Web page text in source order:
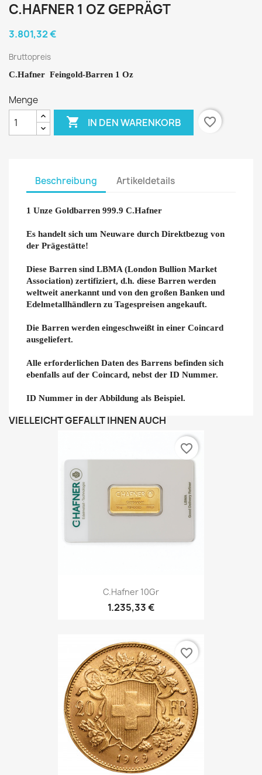
C.HAFNER 1 OZ GEPRÄGT
3.801,32 €
Bruttopreis
C.Hafner Feingold-Barren 1 Oz
Menge
 IN DEN WARENKORB favorite_border
Beschreibung Artikeldetails
1 Unze Goldbarren 999.9 C.Hafner
Es handelt sich um Neuware durch Direktbezug von
der Prägestätte!
Diese Barren sind LBMA (London Bullion Market
Association) zertifiziert, d.h. diese Barren werden
weltweit anerkannt und von den großen Banken und
Edelmetallhändlern zu Tagespreisen angekauft.
Die Barren werden eingeschweißt in einer Coincard
ausgeliefert.
Alle erforderlichen Daten des Barrens befinden sich
ebenfalls auf der Coincard, nebst der ID Nummer.
ID Nummer in der Abbildung als Beispiel.
VIELLEICHT GEFÄLLT IHNEN AUCH
C.Hafner 10Gr
1.235,33 €
favorite_border
favorite_border